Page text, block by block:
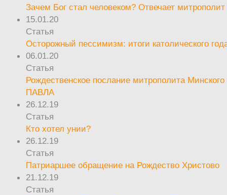
Зачем Бог стал человеком? Отвечает
15.01.20
Статья
Осторожный пессимизм: итоги католического
06.01.20
Статья
Рождественское послание митрополита Минского
ПАВЛА
26.12.19
Статья
Кто хотел унии?
26.12.19
Статья
Патриаршее обращение на Рождество Христово
21.12.19
Статья